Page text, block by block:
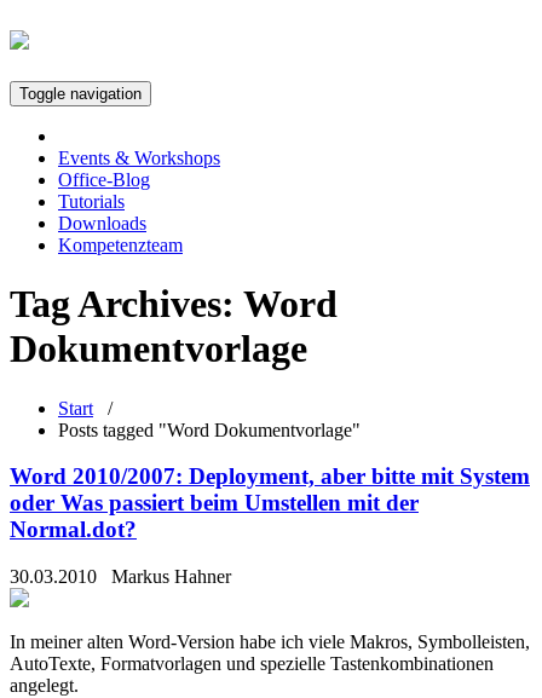
Toggle navigation
Events & Workshops
Office-Blog
Tutorials
Downloads
Kompetenzteam
Tag Archives: Word
Dokumentvorlage
Start /
Posts tagged "Word Dokumentvorlage"
Word 2010/2007: Deployment, aber bitte mit System
oder Was passiert beim Umstellen mit der
Normal.dot?
30.03.2010 Markus Hahner
In meiner alten Word-Version habe ich viele Makros, Symbolleisten,
AutoTexte, Formatvorlagen und spezielle Tastenkombinationen
angelegt.